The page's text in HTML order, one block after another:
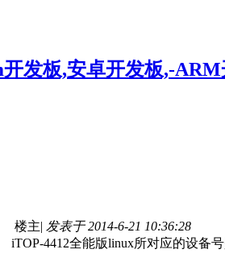
楼主| 发表于 2014-6-21 10:36:28
iTOP-4412全能版linux所对应的设备